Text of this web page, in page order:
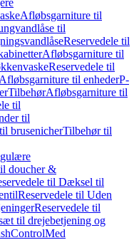
Afløbsgarniture til
til
Reservedele til
Afløbsgarniture til
Reservedele til
til enhederP-
TilbehørAfløbsgarniture til
til
til
brusenicherTilbehør til
doucher &
til Dæksel til
Reservedele til Uden
Reservedele til
til drejebetjening og
Med